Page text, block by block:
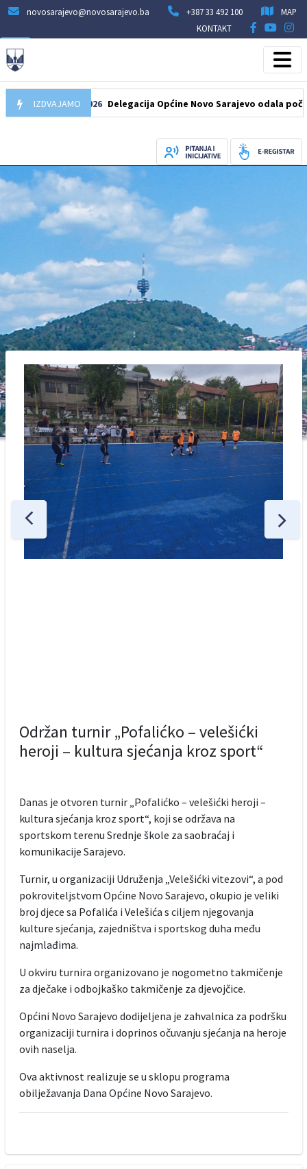
novosarajevo@novosarajevo.ba +387 33 492 100
MAP
KONTAKT
IZDVAJAMO
07.08.2026 Delegacija Općine Novo Sarajevo odala počast
Održan turnir „Pofalićko – velešićki
heroji – kultura sjećanja kroz sport“
Danas je otvoren turnir „Pofalićko – velešićki heroji –
kultura sjećanja kroz sport“, koji se održava na
sportskom terenu Srednje škole za saobraćaj i
komunikacije Sarajevo.
Turnir, u organizaciji Udruženja „Velešićki vitezovi“, a pod
pokroviteljstvom Općine Novo Sarajevo, okupio je veliki
broj djece sa Pofalića i Velešića s ciljem njegovanja
kulture sjećanja, zajedništva i sportskog duha među
najmlađima.
U okviru turnira organizovano je nogometno takmičenje
za dječake i odbojkaško takmičenje za djevojčice.
Općini Novo Sarajevo dodijeljena je zahvalnica za podršku
organizaciji turnira i doprinos očuvanju sjećanja na heroje
ovih naselja.
Ova aktivnost realizuje se u sklopu programa
obilježavanja Dana Općine Novo Sarajevo.